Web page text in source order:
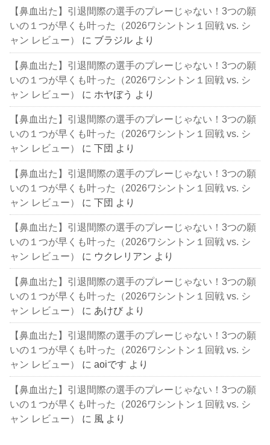
【鼻血出た】引退間際の選手のプレーじゃない！3つの願
いの１つが早くも叶った（2026ワシントン１回戦 vs. シ
ャン レビュー）
に ブラジル より
【鼻血出た】引退間際の選手のプレーじゃない！3つの願
いの１つが早くも叶った（2026ワシントン１回戦 vs. シ
ャン レビュー）
に ホヤぼう より
【鼻血出た】引退間際の選手のプレーじゃない！3つの願
いの１つが早くも叶った（2026ワシントン１回戦 vs. シ
ャン レビュー）
に下団 より
【鼻血出た】引退間際の選手のプレーじゃない！3つの願
いの１つが早くも叶った（2026ワシントン１回戦 vs. シ
ャン レビュー）
に下団 より
【鼻血出た】引退間際の選手のプレーじゃない！3つの願
いの１つが早くも叶った（2026ワシントン１回戦 vs. シ
ャン レビュー）
に ウクレリアン より
【鼻血出た】引退間際の選手のプレーじゃない！3つの願
いの１つが早くも叶った（2026ワシントン１回戦 vs. シ
ャン レビュー）
に あけび より
【鼻血出た】引退間際の選手のプレーじゃない！3つの願
いの１つが早くも叶った（2026ワシントン１回戦 vs. シ
ャン レビュー）
にaoiです より
【鼻血出た】引退間際の選手のプレーじゃない！3つの願
いの１つが早くも叶った（2026ワシントン１回戦 vs. シ
ャン レビュー）
に 風 より